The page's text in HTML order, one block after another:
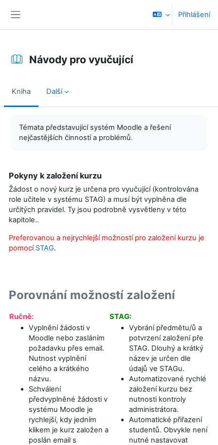
Přihlášení
Návody pro vyučující
Kniha Další
Témata představující systém Moodle a řešení
nejčastějších činností a problémů.
Pokyny k založení kurzu
Žádost o nový kurz je určena pro vyučující (kontrolována
role učitele v systému STAG) a musí být vyplněna dle
určitých pravidel. Ty jsou podrobně vysvětleny v této
kapitole..
Preferovanou a nejrychlejší možností pro založení kurzu je
pomocí STAG.
Porovnání možností založení
Ručně:
STAG:
Vyplnění žádosti v
Moodle nebo zasláním
požadavku přes email.
Nutnost vyplnění
celého a krátkého
názvu.
Schválení
předvyplněné žádosti v
systému Moodle je
rychlejší, kdy jedním
klikem je kurz založen a
poslán email s
Vybrání předmětu/ů a
potvrzení založení pře
STAG. Dlouhý a krátký
název je určen dle
údajů ve STAGu.
Automatizované rychlé
založení kurzu bez
nutnosti kontroly
administrátora.
Automatické přiřazení
studentů. Obvykle není
nutné nastavovat